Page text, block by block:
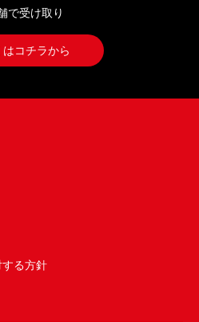
で受け取り
はコチラから
る方針